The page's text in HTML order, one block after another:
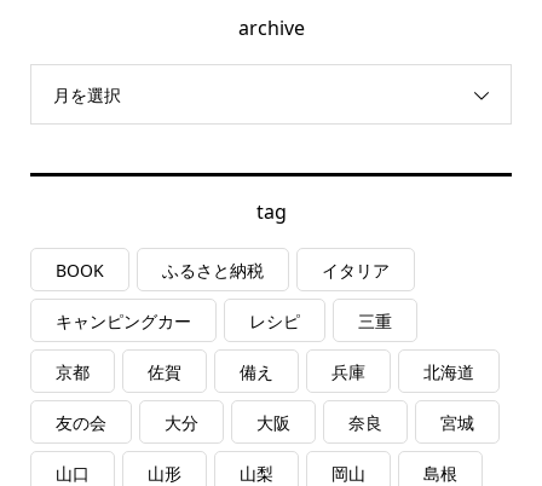
archive
月を選択
tag
BOOK ふるさと納税 イタリア
キャンピングカー レシピ 三重
京都 佐賀 備え 兵庫 北海道
友の会 大分 大阪 奈良 宮城
山口 山形 山梨 岡山 島根